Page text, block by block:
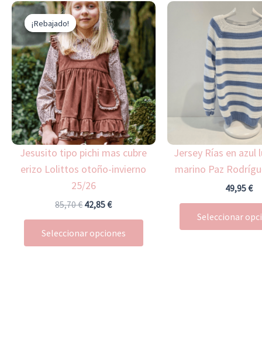
¡Rebajado!
¡Rebajado!
Jesusito tipo pichi mas cubre
erizo Lolittos otoño-invierno
25/26
85,70€
El
precio
original
era:
85,70 €.
42,85€
El
precio
actual
es:
42,85 €.
Seleccionar opciones
Este
producto
tiene
múltiples
variantes.
Las
opciones
se
pueden
elegir
en
de
Jersey Rías en azul
marino Paz
49,95€
Seleccionar